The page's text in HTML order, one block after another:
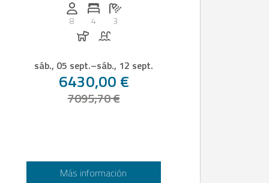
Personas (max.): 8
8
Numero de habitaciones: 4
4
Cantidad de baños: 3
3
Perros permitidos
Piscina
sáb., 05 sept.–sáb., 12 sept.
6430,00 €
7095,70 €
Más información